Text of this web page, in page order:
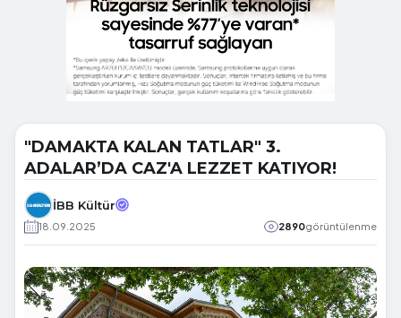
"DAMAKTA KALAN TATLAR" 3.
ADALAR’DA CAZ'A LEZZET KATIYOR!
İBB Kültür
18.09.2025 2890görüntülenme